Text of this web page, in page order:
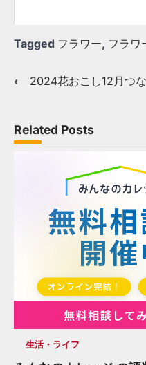
Tagged フラワー, フラワ
Post
⟵2024花おこし12月つ
Related Posts
生活・ライフ